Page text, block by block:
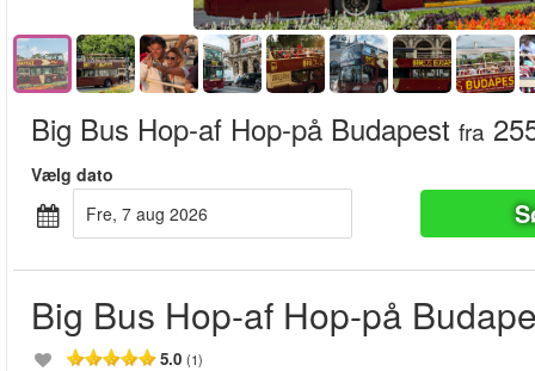
Big Bus Hop-af Hop-på Budapest fra
Vælg dato
fre, 7 aug 2026
Big Bus Hop-af Hop-på
5.0 (1)